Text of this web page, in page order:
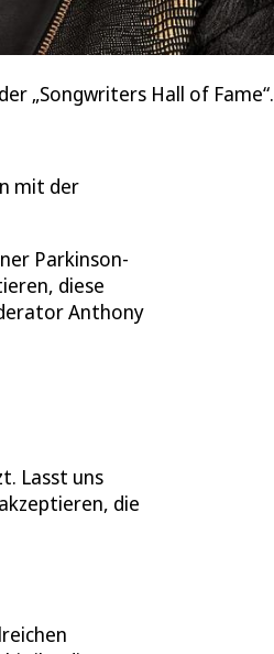
„Songwriters Hall of Fame“.
mit der
Parkinson-
diese
Anthony
Lasst uns
die